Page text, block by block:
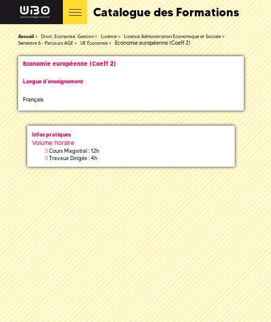
Catalogue des Formations
Accueil Droit, Economie, Gestion Licence
Licence Administration Economique et Sociale
Semestre 6 - Parcours AGE
UE Économie Economie européenne (Coeff 2)
Economie européenne (Coeff 2)
Langue d'enseignement
Français
Infos pratiques
Volume horaire
Cours Magistral : 12h
Travaux Dirigés : 4h